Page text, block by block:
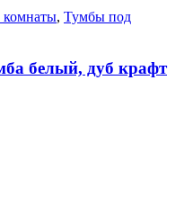
комнаты, Тумбы под
белый, дуб крафт